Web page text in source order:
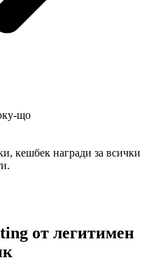
що
кешбек награди за всички
от легитимен